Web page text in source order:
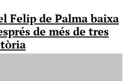
Felip de Palma baixa
de més de tres